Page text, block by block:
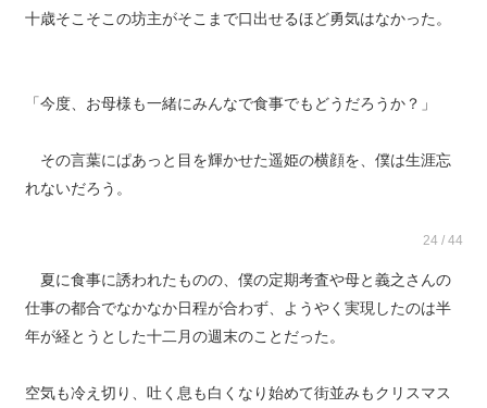
十歳そこそこの坊主がそこまで口出せるほど勇気はなかった。
「今度、お母様も一緒にみんなで食事でもどうだろうか？」
その言葉にぱあっと目を輝かせた遥姫の横顔を、僕は生涯忘
れないだろう。
24 / 44
夏に食事に誘われたものの、僕の定期考査や母と義之さんの
仕事の都合でなかなか日程が合わず、ようやく実現したのは半
年が経とうとした十二月の週末のことだった。
空気も冷え切り、吐く息も白くなり始めて街並みもクリスマス